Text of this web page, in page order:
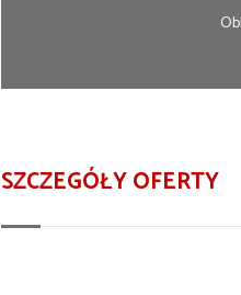
SZCZEGÓŁY OFERTY